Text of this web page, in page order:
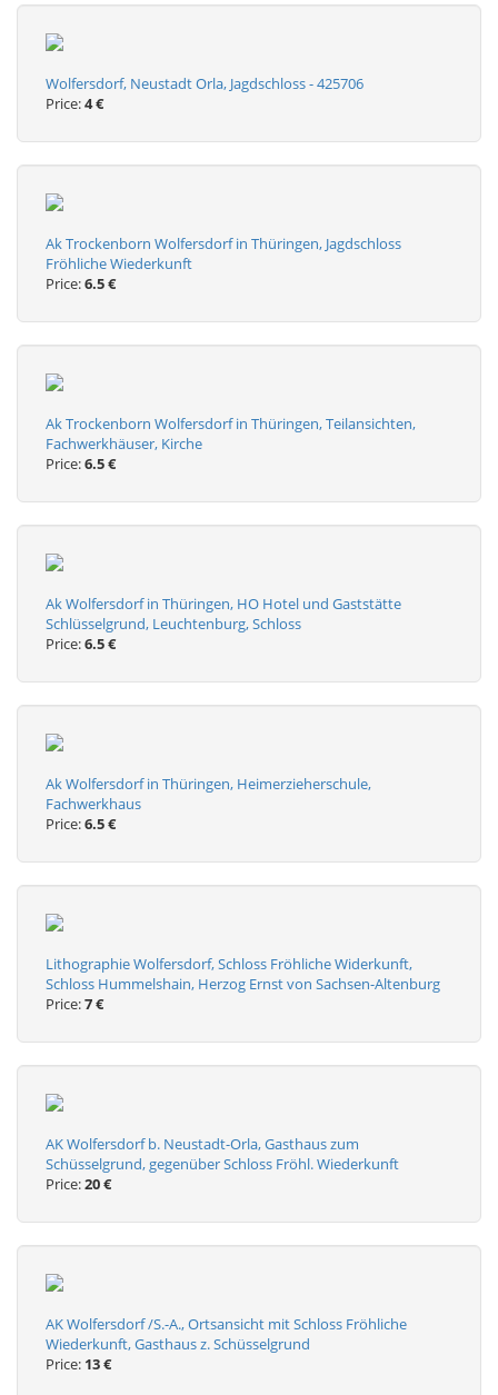
Wolfersdorf, Neustadt Orla, Jagdschloss - 425706
Price:4 €
Ak Trockenborn Wolfersdorf in Thüringen, Jagdschloss
Fröhliche Wiederkunft
Price:6.5 €
Ak Trockenborn Wolfersdorf in Thüringen, Teilansichten,
Fachwerkhäuser, Kirche
Price:6.5 €
Ak Wolfersdorf in Thüringen, HO Hotel und Gaststätte
Schlüsselgrund, Leuchtenburg, Schloss
Price:6.5 €
Ak Wolfersdorf in Thüringen, Heimerzieherschule,
Fachwerkhaus
Price:6.5 €
Lithographie Wolfersdorf, Schloss Fröhliche Widerkunft,
Schloss Hummelshain, Herzog Ernst von Sachsen-Altenburg
Price:7 €
AK Wolfersdorf b. Neustadt-Orla, Gasthaus zum
Schüsselgrund, gegenüber Schloss Fröhl. Wiederkunft
Price:20 €
AK Wolfersdorf /S.-A., Ortsansicht mit Schloss Fröhliche
Wiederkunft, Gasthaus z. Schüsselgrund
Price: 13 €